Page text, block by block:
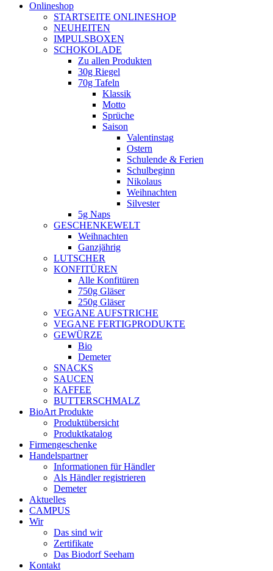
Onlineshop
STARTSEITE ONLINESHOP
NEUHEITEN
IMPULSBOXEN
SCHOKOLADE
Zu allen Produkten
30g Riegel
70g Tafeln
Klassik
Motto
Sprüche
Saison
Valentinstag
Ostern
Schulende & Ferien
Schulbeginn
Nikolaus
Weihnachten
Silvester
5g Naps
GESCHENKEWELT
Weihnachten
Ganzjährig
LUTSCHER
KONFITÜREN
Alle Konfitüren
750g Gläser
250g Gläser
VEGANE AUFSTRICHE
VEGANE FERTIGPRODUKTE
GEWÜRZE
Bio
Demeter
SNACKS
SAUCEN
KAFFEE
BUTTERSCHMALZ
BioArt Produkte
Produktübersicht
Produktkatalog
Firmengeschenke
Handelspartner
Informationen für Händler
Als Händler registrieren
Demeter
Aktuelles
CAMPUS
Wir
Das sind wir
Zertifikate
Das Biodorf Seeham
Kontakt